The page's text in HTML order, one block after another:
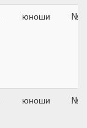
юноши
юноши